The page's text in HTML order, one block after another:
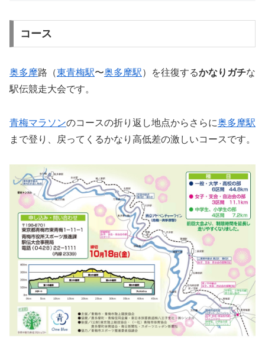
コース
奥多摩路（東青梅駅〜奥多摩駅）を往復するかなりガチな
駅伝競走大会です。
青梅マラソンのコースの折り返し地点からさらに奥多摩駅
まで登り、戻ってくるかなり高低差の激しいコースです。